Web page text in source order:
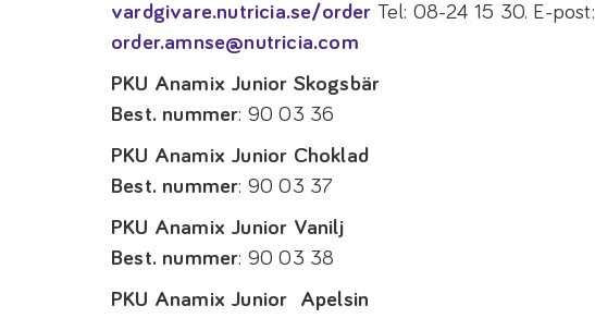
vardgivare.nutricia.se/order Tel: 08-24 15 30. E-post:
order.amnse@nutricia.com
PKU Anamix Junior Skogsbär
Best. nummer: 90 03 36
PKU Anamix Junior Choklad
Best. nummer: 90 03 37
PKU Anamix Junior Vanilj
Best. nummer: 90 03 38
PKU Anamix Junior Apelsin